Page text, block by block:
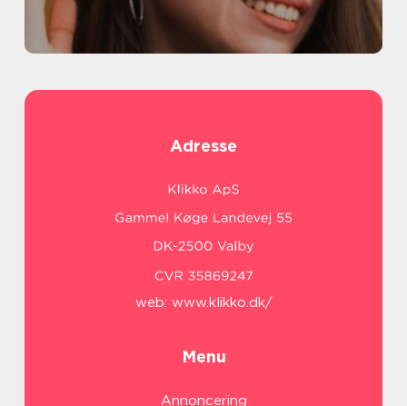
Adresse
web: www.klikko.dk/
Menu
Annoncering